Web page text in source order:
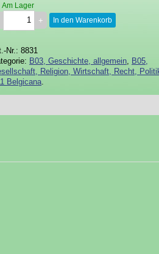
Am Lager
In den Warenkorb
Nr.: 8831
B03, Geschichte, allgemein B05,
Religion, Wirtschaft, Recht,
Belgicana